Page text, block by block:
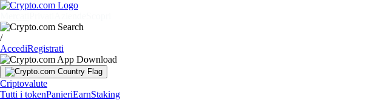
/
AccediRegistrati
Criptovalute
Tutti i tokenPanieriEarnStaking